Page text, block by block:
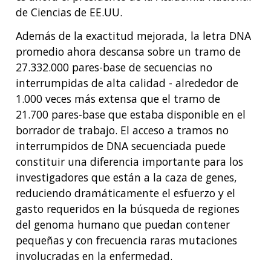
INTRODUCTION TO GENOMICS
EDUCATIONAL RESOURCES
POLICY ISSUES IN GENOMICS
THE HUMAN GENOME PROJECT
HISTORY OF GENOMICS PROGRAM
FUNDED PROGRAMS & PROJECTS
DIVISION AND PROGRAM DIRECTORS
SCIENTIFIC PROGRAM ANALYSTS
CONTACTS BY RESEARCH AREA
NEWS & EVENTS
RESEARCH INVESTIGATORS
STAFF CLINICIANS
RESEARCH PROJECTS
INACCESSIBLE
DATA TOOLS & RESOURCES
NEWS & EVENTS
GENOMICS & MEDICINE
FAMILY HEALTH HISTORY
FOR PATIENTS & FAMILIES
FOR HEALTH PROFESSIONALS
JOBS AT NHGRI
TRAINING AT NHGRI
FUNDING FOR RESEARCH TRAINING
PROFESSIONAL DEVELOPMENT PROGRAMS
NHGRI CULTURE
EVENTS
SOCIAL MEDIA
BROADCAST MEDIA
IMAGE GALLERY
VIDEOS
PRESS RESOURCES
POLICIES AND GUIDANCE
BUDGET
INSTITUTE ADVISORS
STRATEGIC VISION
PARTNER WITH NHGRI
STAFF SEARCH
CONTACT US
de Ciencias de EE.UU.
Además de la exactitud mejorada, la letra DNA
promedio ahora descansa sobre un tramo de
27.332.000 pares-base de secuencias no
interrumpidas de alta calidad - alrededor de
1.000 veces más extensa que el tramo de
21.700 pares-base que estaba disponible en el
borrador de trabajo. El acceso a tramos no
interrumpidos de DNA secuenciada puede
constituir una diferencia importante para los
investigadores que están a la caza de genes,
reduciendo dramáticamente el esfuerzo y el
gasto requeridos en la búsqueda de regiones
del genoma humano que puedan contener
pequeñas y con frecuencia raras mutaciones
involucradas en la enfermedad.